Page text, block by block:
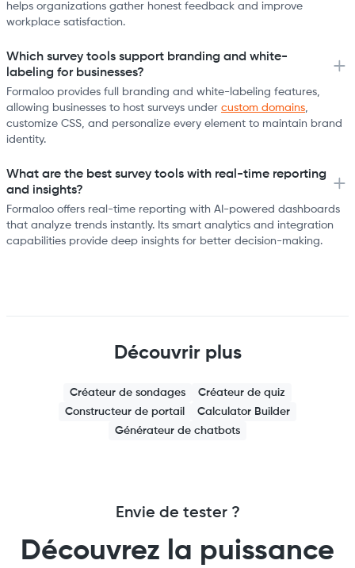
helps organizations gather honest feedback and improve
workplace satisfaction.
Which survey tools support branding and white-
labeling for businesses?
Formaloo provides full branding and white-labeling features,
allowing businesses to host surveys under custom domains,
customize CSS, and personalize every element to maintain brand
identity.
What are the best survey tools with real-time reporting
and insights?
Formaloo offers real-time reporting with AI-powered dashboards
that analyze trends instantly. Its smart analytics and integration
capabilities provide deep insights for better decision-making.
Découvrir plus
Créateur de sondages
Créateur de quiz
Constructeur de portail
Calculator Builder
Générateur de chatbots
Envie de tester ?
Découvrez la puissance